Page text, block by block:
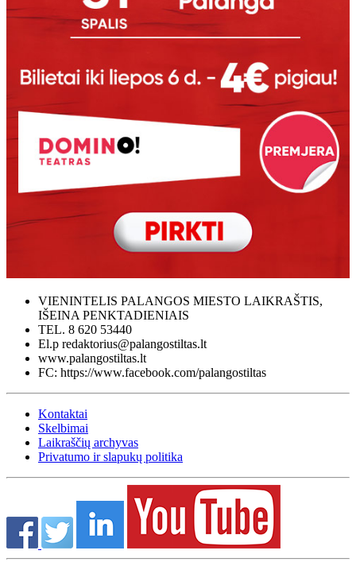
VIENINTELIS PALANGOS MIESTO LAIKRAŠTIS,
IŠEINA PENKTADIENIAIS
TEL. 8 620 53440
El.p redaktorius@palangostiltas.lt
www.palangostiltas.lt
FC: https://www.facebook.com/palangostiltas
Kontaktai
Skelbimai
Laikraščių archyvas
Privatumo ir slapukų politika